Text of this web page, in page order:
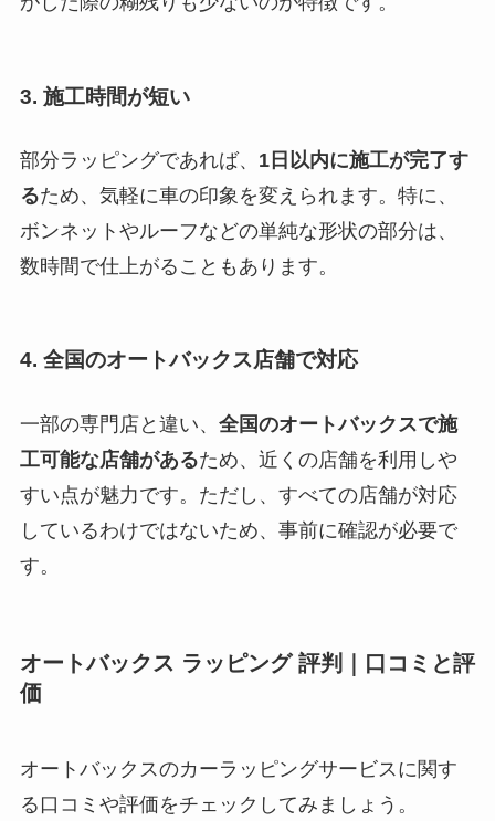
3. 施工時間が短い
部分ラッピングであれば、 1日以内に施工が完了す
るため、気軽に車の印象を変えられます。特に、
ボンネットやルーフなどの単純な形状の部分は、
数時間で仕上がることもあります。
4. 全国のオートバックス店舗で対応
一部の専門店と違い、 全国のオートバックスで施
工可能な店舗があるため、近くの店舗を利用しや
すい点が魅力です。ただし、すべての店舗が対応
しているわけではないため、事前に確認が必要で
す。
オートバックス ラッピング 評判｜口コミと評
価
オートバックスのカーラッピングサービスに関す
る口コミや評価をチェックしてみましょう。